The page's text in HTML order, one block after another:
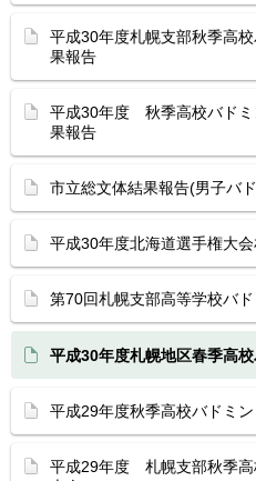
平成30年度札幌支部秋季高
果報告
平成30年度 秋季高校バド
果報告
市立総文体結果報告(男子バ
平成30年度北海道選手権大
第70回札幌支部高等学校バ
平成30年度札幌地区春季高
平成29年度秋季高校バドミ
平成29年度 札幌支部秋季